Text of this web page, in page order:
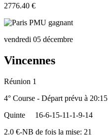
2776.40 €
vendredi 05 décembre
Vincennes
Réunion 1
4° Course - Départ prévu à 20:15
Quinte
16-6-15-11-1-9-14
2.0 €-NB de fois la mise: 21